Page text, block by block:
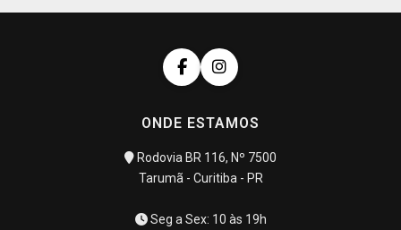
ONDE ESTAMOS
Rodovia BR 116, Nº 7500
Tarumã - Curitiba - PR
Seg a Sex: 10 às 19h